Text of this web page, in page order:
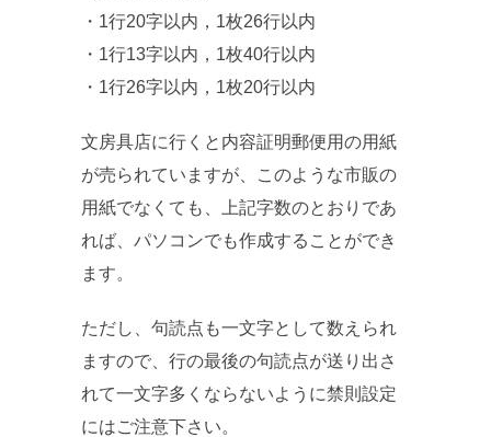
・1行20字以内，1枚26行以内
・1行13字以内，1枚40行以内
・1行26字以内，1枚20行以内
文房具店に行くと内容証明郵便用の用紙
が売られていますが、このような市販の
用紙でなくても、上記字数のとおりであ
れば、パソコンでも作成することができ
ます。
ただし、句読点も一文字として数えられ
ますので、行の最後の句読点が送り出さ
れて一文字多くならないように禁則設定
にはご注意下さい。